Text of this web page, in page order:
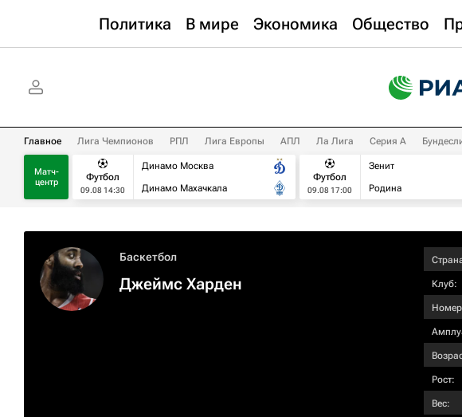
Политика В мире Экономика Общество
Главное Лига Чемпионов РПЛ Лига Европы АПЛ Ла Лига Серия А
Матч-
центр
Футбол
09.08 14:30
Динамо Москва
Динамо Махачкала
Футбол
09.08 17:00
Зенит
Родина
Баскетбол
Джеймс Харден Клуб:
Рост:
Вес: